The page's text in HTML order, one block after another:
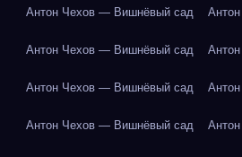
Антон Чехов — Вишнёвый сад
Антон Чехов — Вишнёвый сад
Антон Чехов — Вишнёвый сад
Антон Чехов — Вишнёвый сад